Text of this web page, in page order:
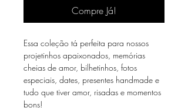
Compre Já!
Essa coleção tá perfeita para nossos
projetinhos apaixonados, memórias
cheias de amor, bilhetinhos, fotos
especiais, dates, presentes handmade e
tudo que tiver amor, risadas e momentos
bons!